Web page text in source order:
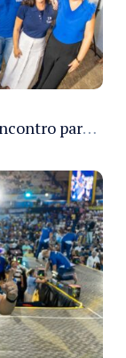
Instituto Eula Artiagas promove encontro para discutir melhorias para o bairro Petrópolis